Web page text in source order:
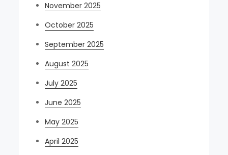
November 2025
October 2025
September 2025
August 2025
July 2025
June 2025
May 2025
April 2025